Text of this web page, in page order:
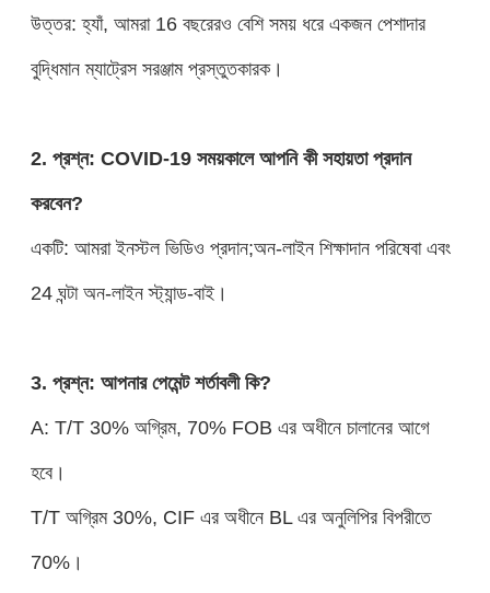
উত্তর: হ্যাঁ, আমরা 16 বছরেরও বেশি সময় ধরে একজন পেশাদার
বুদ্ধিমান ম্যাট্রেস সরঞ্জাম প্রস্তুতকারক।
2. প্রশ্ন: COVID-19 সময়কালে আপনি কী সহায়তা প্রদান
করবেন?
একটি: আমরা ইনস্টল ভিডিও প্রদান;অন-লাইন শিক্ষাদান পরিষেবা এবং
24 ঘন্টা অন-লাইন স্ট্যান্ড-বাই।
3. প্রশ্ন: আপনার পেমেন্ট শর্তাবলী কি?
A: T/T 30% অগ্রিম, 70% FOB এর অধীনে চালানের আগে
হবে।
T/T অগ্রিম 30%, CIF এর অধীনে BL এর অনুলিপির বিপরীতে
70%।